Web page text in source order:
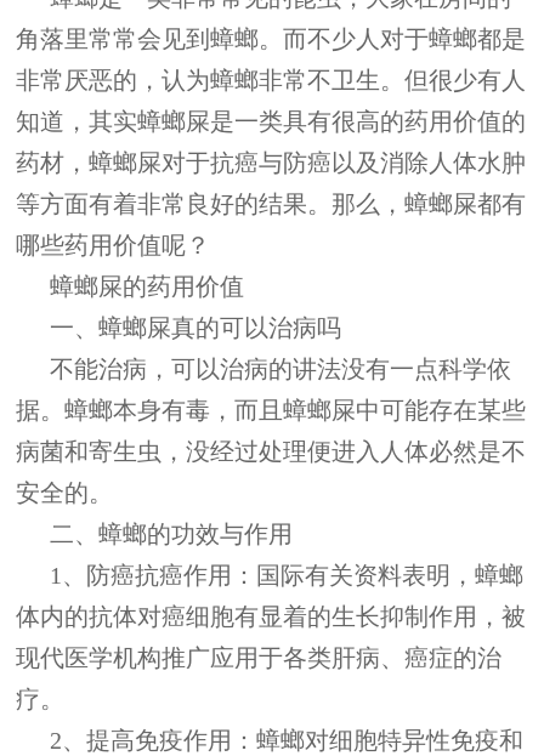
角落里常常会见到蟑螂。而不少人对于蟑螂都是
非常厌恶的，认为蟑螂非常不卫生。但很少有人
知道，其实蟑螂屎是一类具有很高的药用价值的
药材，蟑螂屎对于抗癌与防癌以及消除人体水肿
等方面有着非常良好的结果。那么，蟑螂屎都有
哪些药用价值呢？
蟑螂屎的药用价值
一、蟑螂屎真的可以治病吗
不能治病，可以治病的讲法没有一点科学依
据。蟑螂本身有毒，而且蟑螂屎中可能存在某些
病菌和寄生虫，没经过处理便进入人体必然是不
安全的。
二、蟑螂的功效与作用
1、防癌抗癌作用：国际有关资料表明，蟑螂
体内的抗体对癌细胞有显着的生长抑制作用，被
现代医学机构推广应用于各类肝病、癌症的治
疗。
2、提高免疫作用：蟑螂对细胞特异性免疫和